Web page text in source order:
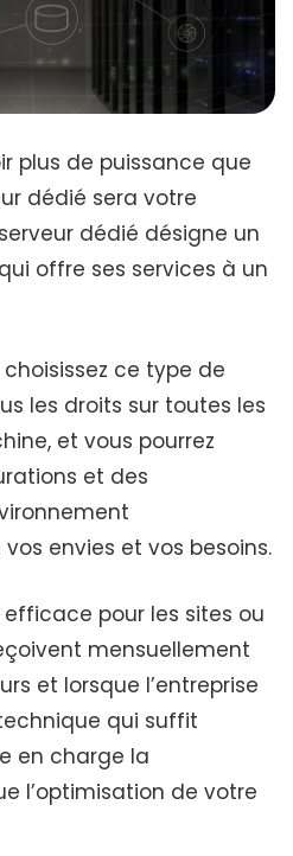
plus de puissance que
dédié sera votre
dédié désigne un
offre ses services à un
ce type de
les droits sur toutes les
et vous pourrez
et des
envies et vos besoins.
efficace pour les sites ou
mensuellement
et lorsque l’entreprise
qui suffit
en charge la
l’optimisation de votre